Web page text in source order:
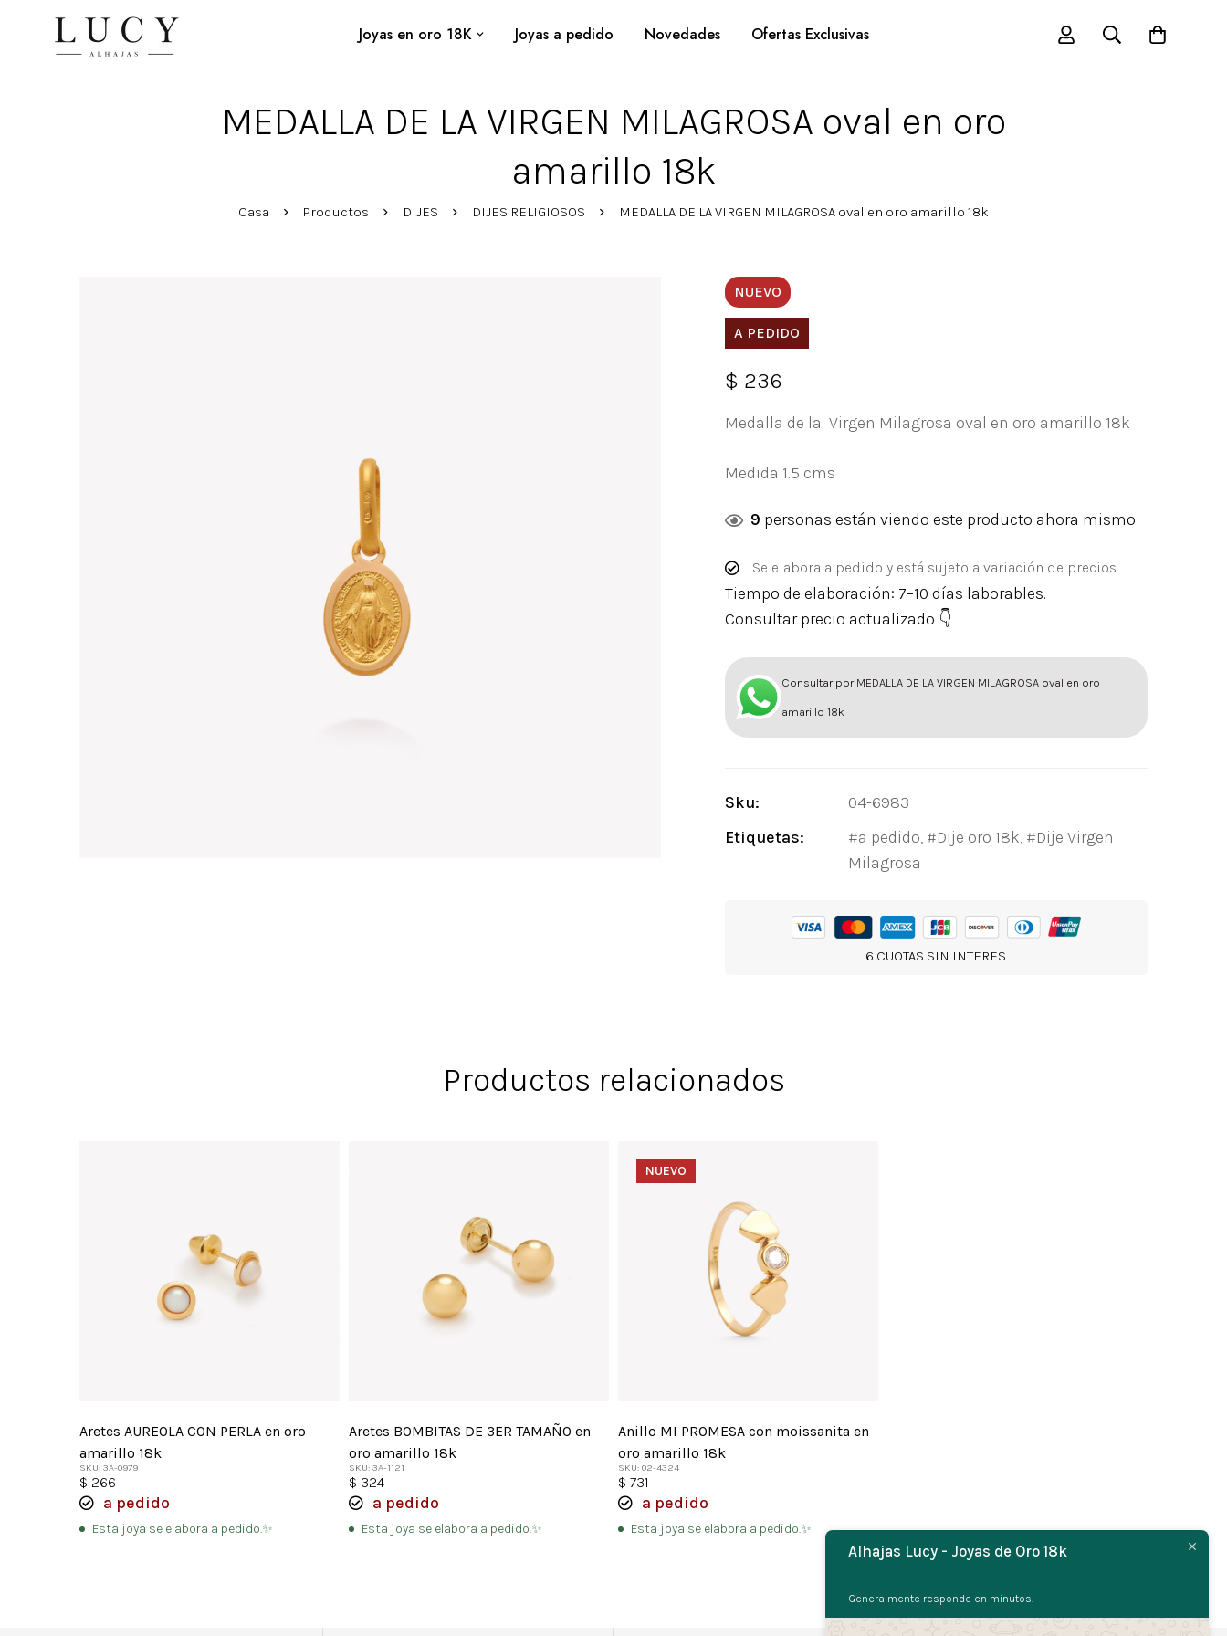
Joyas en oro 18K ⁠Joyas a pedido Novedades Ofertas Exclusivas
MEDALLA DE LA VIRGEN MILAGROSA oval en oro
amarillo 18k
Casa Productos DIJES DIJES RELIGIOSOS MEDALLA DE LA VIRGEN MILAGROSA oval en oro amarillo 18k
NUEVO
A PEDIDO
$ 236
Medalla de la Virgen Milagrosa oval en oro amarillo 18k
Medida 1.5 cms
9 personas están viendo este producto ahora mismo
Se elabora a pedido y está sujeto a variación de precios.
Tiempo de elaboración: 7–10 días laborables.
Consultar precio actualizado 👇
Consultar por MEDALLA DE LA VIRGEN MILAGROSA oval en oro
amarillo 18k
Sku:
04-6983
Etiquetas:
a pedido, Dije oro 18k,
Dije Virgen
Milagrosa
6 CUOTAS SIN INTERES
Productos relacionados
Aretes AUREOLA CON PERLA en oro
amarillo 18k
SKU: 3A-0979
$ 266
a pedido
Esta joya se elabora a pedido.✨
Aretes BOMBITAS DE 3ER TAMAÑO en
oro amarillo 18k
SKU: 3A-1121
$ 324
a pedido
Esta joya se elabora a pedido.✨
NUEVO
Anillo MI PROMESA con moissanita en
oro amarillo 18k
SKU: 02-4324
$ 731
a pedido
Esta joya se elabora a pedido.✨
Alhajas Lucy - Joyas de Oro 18k
Generalmente responde en minutos.